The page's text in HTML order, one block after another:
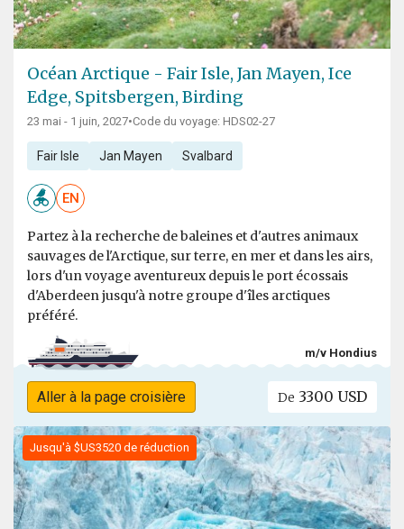
Océan Arctique - Fair Isle, Jan Mayen, Ice
Edge, Spitsbergen, Birding
23 mai - 1 juin, 2027•Code du voyage: HDS02-27
Fair Isle Jan Mayen Svalbard
EN
Partez à la recherche de baleines et d'autres animaux
sauvages de l'Arctique, sur terre, en mer et dans les airs,
lors d'un voyage aventureux depuis le port écossais
d'Aberdeen jusqu'à notre groupe d'îles arctiques
préféré.
m/v Hondius
Aller à la page croisière De 3300 USD
Jusqu'à $US3520 de réduction